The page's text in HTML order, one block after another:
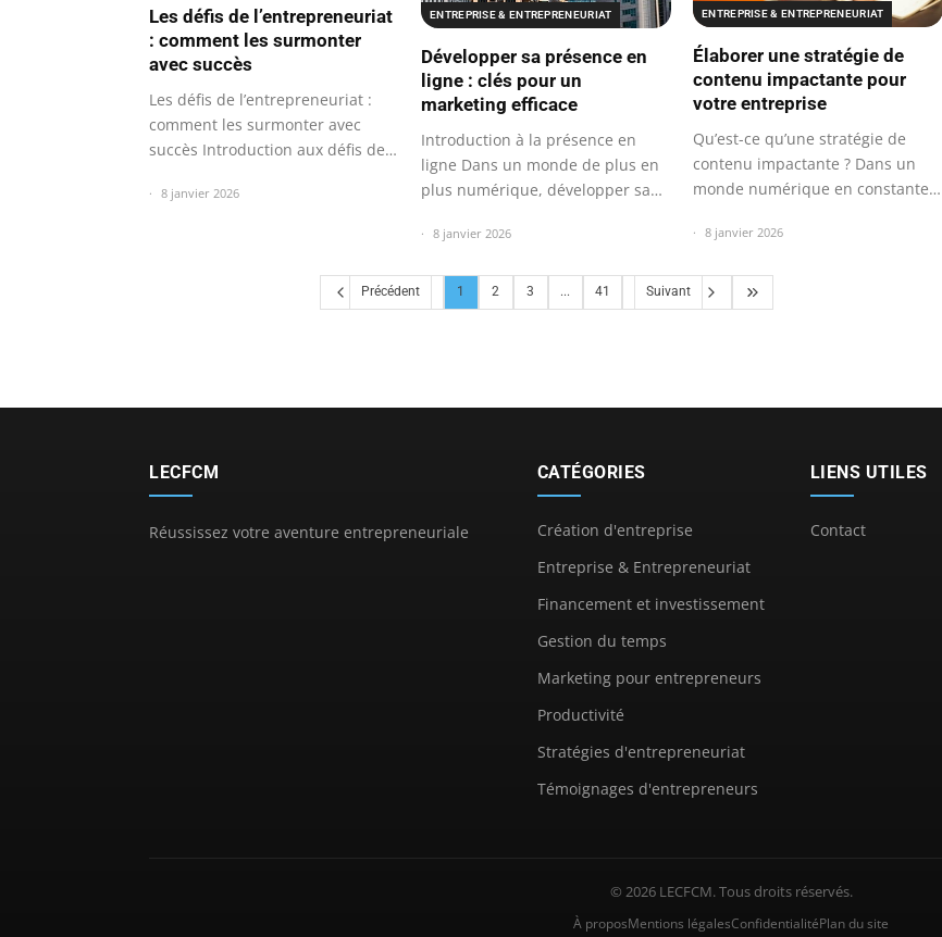
Les défis de l’entrepreneuriat
: comment les surmonter
avec succès
Les défis de l’entrepreneuriat :
comment les surmonter avec
succès Introduction aux défis de…
8 janvier 2026
ENTREPRISE & ENTREPRENEURIAT
Développer sa présence en
ligne : clés pour un
marketing efficace
Introduction à la présence en
ligne Dans un monde de plus en
plus numérique, développer sa
8 janvier 2026
ENTREPRISE & ENTREPRENEURIAT
Élaborer une stratégie de
contenu impactante pour
votre entreprise
Qu’est-ce qu’une stratégie de
contenu impactante ? Dans un
monde numérique en constante
8 janvier 2026
Précédent 1 2 3 ... 41 Suivant
LECFCM
Réussissez votre aventure entrepreneuriale
CATÉGORIES
Création d'entreprise
Entreprise & Entrepreneuriat
Financement et investissement
Gestion du temps
Marketing pour entrepreneurs
Productivité
Stratégies d'entrepreneuriat
Témoignages d'entrepreneurs
LIENS UTILES
Contact
© 2026 LECFCM. Tous droits réservés.
À proposMentions légalesConfidentialitéPlan du site